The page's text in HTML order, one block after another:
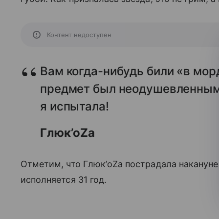
Контент недоступен
Вам когда-нибудь били «в
предмет был
я испытала!
Глюк’oZa
Отметим, что Глюк’oZa пострадала
исполняется 31 год.